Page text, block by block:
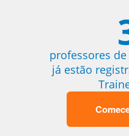
professores
já estão